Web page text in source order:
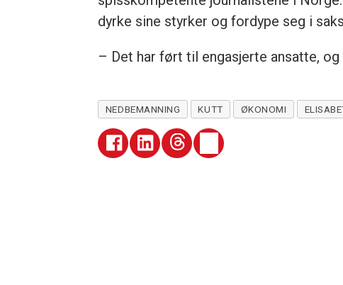
dyrke sine styrker og fordype seg i
– Det har ført til engasjerte ansatte,
NEDBEMANNING KUTT ØKONOMI